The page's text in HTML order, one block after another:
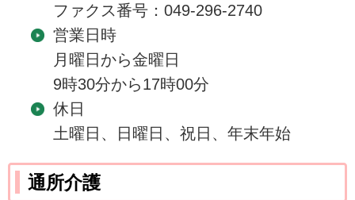
ファクス番号：049-296-2740
営業日時
月曜日から金曜日
9時30分から17時00分
休日
土曜日、日曜日、祝日、年末年始
通所介護